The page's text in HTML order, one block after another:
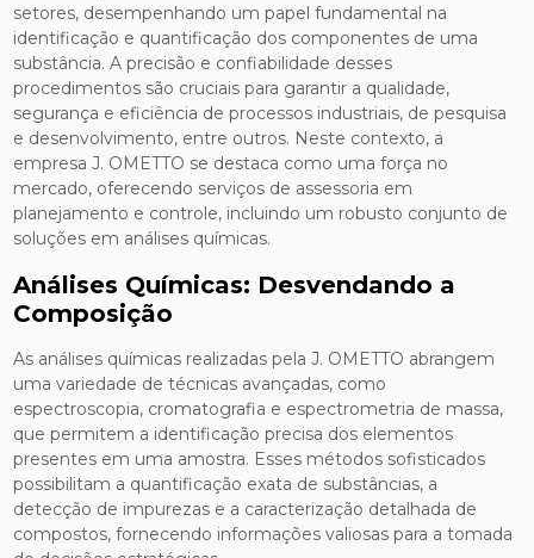
setores, desempenhando um papel fundamental na
identificação e quantificação dos componentes de uma
substância. A precisão e confiabilidade desses
procedimentos são cruciais para garantir a qualidade,
segurança e eficiência de processos industriais, de pesquisa
e desenvolvimento, entre outros. Neste contexto, a
empresa J. OMETTO se destaca como uma força no
mercado, oferecendo serviços de assessoria em
planejamento e controle, incluindo um robusto conjunto de
soluções em análises químicas.
Análises Químicas: Desvendando a
Composição
As análises químicas realizadas pela J. OMETTO abrangem
uma variedade de técnicas avançadas, como
espectroscopia, cromatografia e espectrometria de massa,
que permitem a identificação precisa dos elementos
presentes em uma amostra. Esses métodos sofisticados
possibilitam a quantificação exata de substâncias, a
detecção de impurezas e a caracterização detalhada de
compostos, fornecendo informações valiosas para a tomada